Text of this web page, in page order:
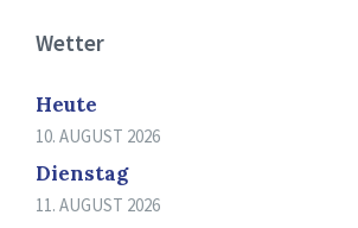
Wetter
Heute
10. AUGUST 2026
Dienstag
11. AUGUST 2026